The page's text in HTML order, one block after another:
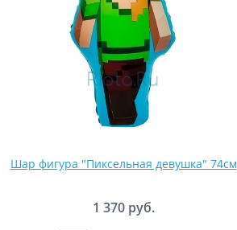
Шар фигура "Пиксельная девушка" 74см
1 370 руб.